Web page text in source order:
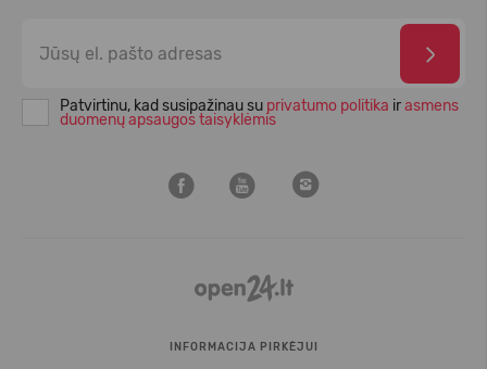
Patvirtinu, kad susipažinau su privatumo politika irasmens
duomenų apsaugos taisyklėmis
INFORMACIJA PIRKĖJUI